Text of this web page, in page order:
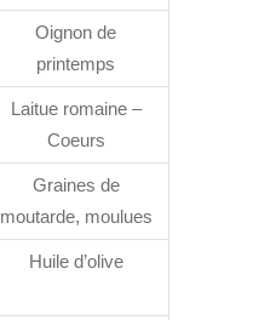
Oignon de
printemps
Laitue romaine –
Coeurs
Graines de
moutarde, moulues
Huile d’olive